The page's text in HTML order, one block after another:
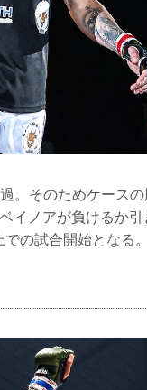
。そのためケース
イノアが負けるか
の試合開始となる。